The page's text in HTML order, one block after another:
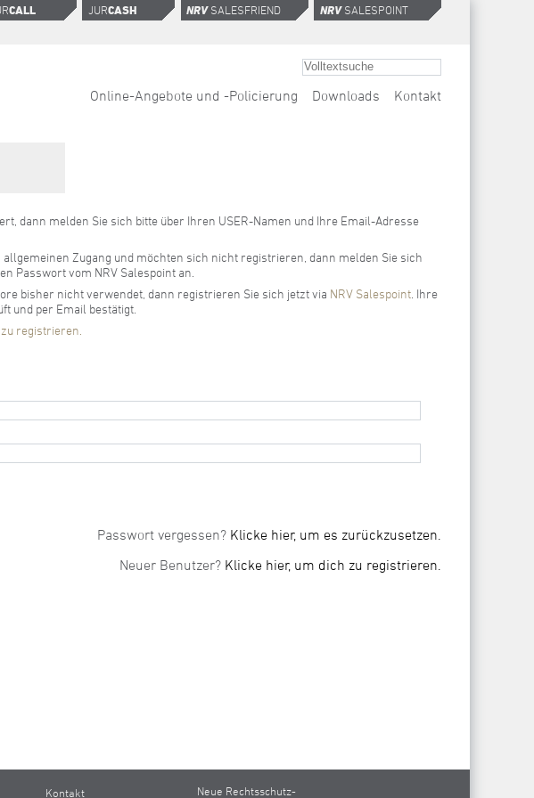
CALL JURCASH NRVSALESFRIEND NRVSALESPOINT
Online-Angebote und -Policierung Downloads Kontakt
dann melden Sie sich bitte über Ihren USER-Namen und Ihre Email-Adresse
allgemeinen Zugang und möchten sich nicht registrieren, dann melden Sie sich
Passwort vom NRV Salespoint an.
bisher nicht verwendet, dann registrieren Sie sich jetzt via NRV Salespoint. Ihre
und per Email bestätigt.
registrieren.
Passwort vergessen? Klicke hier, um es zurückzusetzen.
Neuer Benutzer? Klicke hier, um dich zu registrieren.
Kontakt
Neue Rechtsschutz-